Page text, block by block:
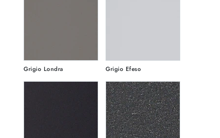
Grigio Londra Grigio Efeso